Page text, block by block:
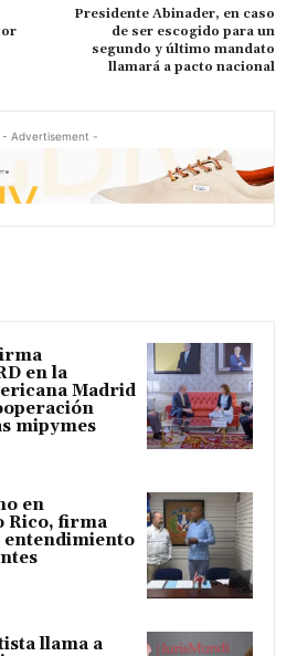
Presidente Abinader, en caso
de ser escogido para un
segundo y último mandato
llamará a pacto nacional
- Advertisement -
en la
Madrid
mipymes
en
Rico, firma
entendimiento
llama a